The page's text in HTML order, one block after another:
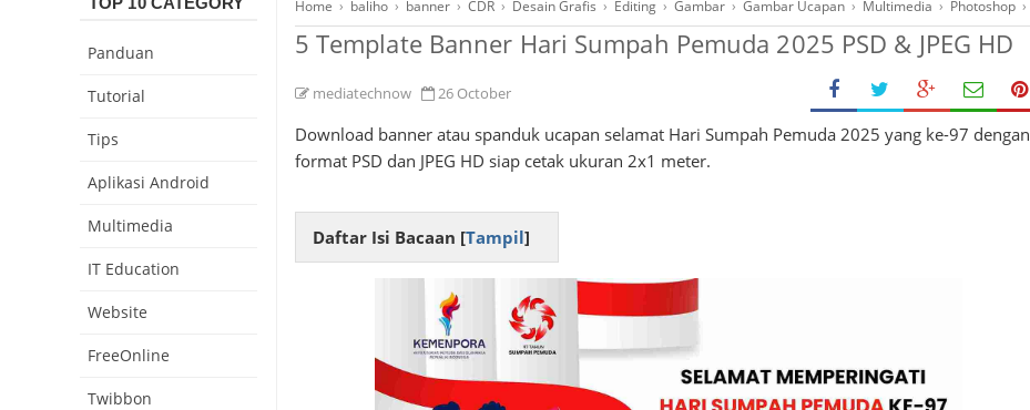
Home › baliho › banner › CDR › Desain Grafis › Editing › Gambar › Gambar Ucapan › Multimedia › Photoshop ›
5 Template Banner Hari Sumpah Pemuda 2025 PSD & JPEG HD
mediatechnow 26 October
Download banner atau spanduk ucapan selamat Hari Sumpah Pemuda 2025 yang ke-97 dengan
format PSD dan JPEG HD siap cetak ukuran 2x1 meter.
Daftar Isi Bacaan [Tampil]
Panduan
Tutorial
Tips
Aplikasi Android
Multimedia
IT Education
Website
FreeOnline
Twibbon